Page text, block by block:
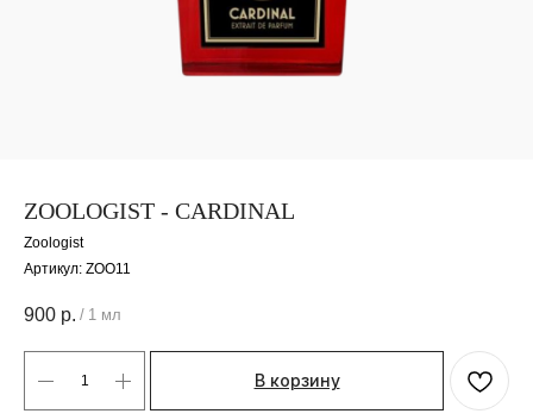
ZOOLOGIST - CARDINAL
Zoologist
Артикул: ZOO11
900 р. / 1 мл
В корзину